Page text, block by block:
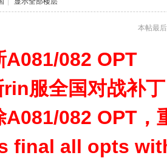
本帖最
A081/082 OPT
服全国对战补
A081/082 OPT
final all opts